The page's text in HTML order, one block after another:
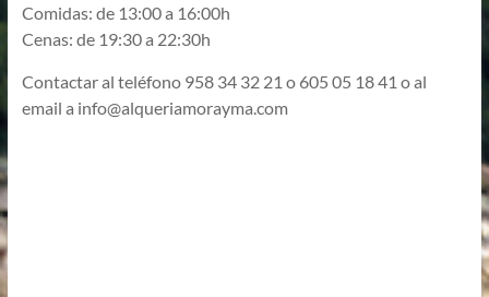
Comidas: de 13:00 a 16:00h
Cenas: de 19:30 a 22:30h
Contactar al teléfono 958 34 32 21 o 605 05 18 41 o al
email a info@alqueriamorayma.com